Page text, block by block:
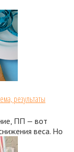
результаты
ПП — вот
веса. Но